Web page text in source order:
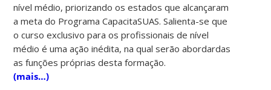
nível médio, priorizando os estados que alcançaram
a meta do Programa CapacitaSUAS. Salienta-se que
o curso exclusivo para os profissionais de nível
médio é uma ação inédita, na qual serão abordardas
as funções próprias desta formação.
(mais…)